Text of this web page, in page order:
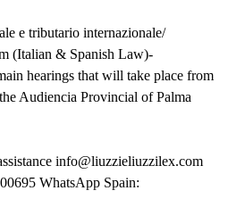
e tributario internazionale/
(Italian & Spanish Law)-
hearings that will take place from
Audiencia Provincial of Palma
info@liuzzieliuzzilex.com
WhatsApp Spain: